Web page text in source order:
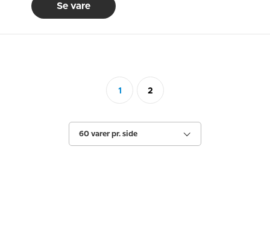
Se vare
1 2
60 varer pr. side